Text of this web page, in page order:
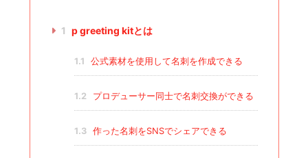
1 p greeting kitとは
1.1 公式素材を使用して名刺を作成できる
1.2 プロデューサー同士で名刺交換ができる
1.3 作った名刺をSNSでシェアできる